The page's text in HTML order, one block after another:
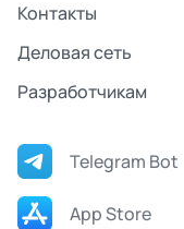
Контакты
Деловая сеть
Разработчикам
Telegram Bot
App Store